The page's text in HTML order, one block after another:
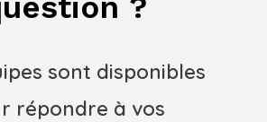
sont disponibles
répondre à vos